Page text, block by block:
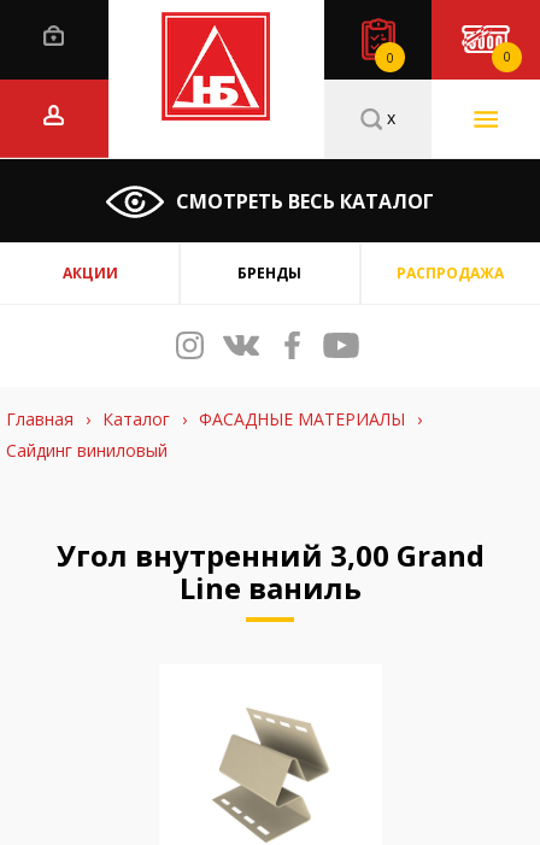
0 0
СМОТРЕТЬ ВЕСЬ КАТАЛОГ
x
АКЦИИ БРЕНДЫ РАСПРОДАЖА
Главная › Каталог › ФАСАДНЫЕ МАТЕРИАЛЫ
›
Сайдинг виниловый
Угол внутренний 3,00 Grand
Line ваниль